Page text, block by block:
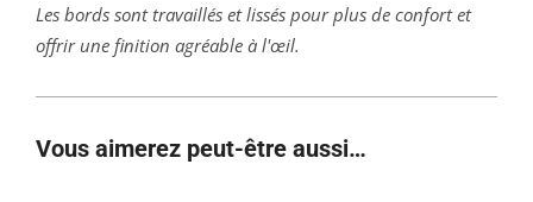
Les bords sont travaillés et lissés pour plus de confort et
offrir une finition agréable à l'œil.
Vous aimerez peut-être aussi…